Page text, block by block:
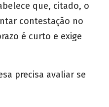
que, citado, o
contestação no
é curto e exige
precisa avaliar se